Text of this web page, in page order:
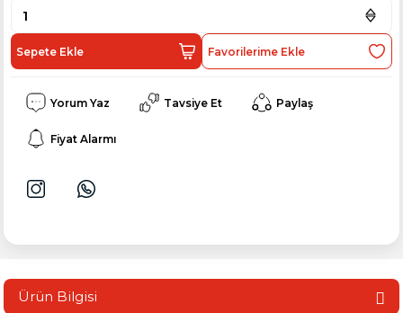
Sepete Ekle
Yorum Yaz Tavsiye Et Paylaş
Fiyat Alarmı
Ürün Bilgisi